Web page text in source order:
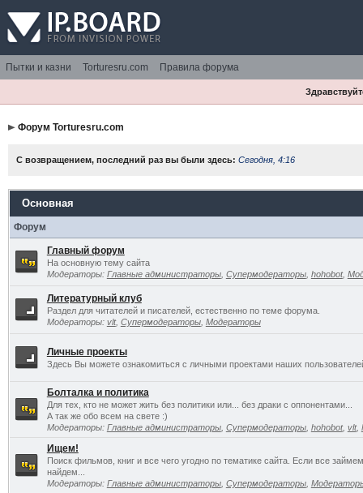
Пытки и казни Torturesru.com Правила форума
Форум Torturesru.com
С возвращением, последний раз вы были здесь: Сегодня, 4:16
Основная
Форум
Главный форум
На основную тему сайта
Модераторы: Главные администраторы, Супермодераторы, hohobot,
Литературный клуб
Раздел для читателей и писателей, естественно по теме форума.
Модераторы: vlt, Супермодераторы, Модераторы
Личные проекты
Здесь Вы можете ознакомиться с личными проектами наших
Болталка и политика
Для тех, кто не может жить без политики или... без драки с оппонентами...
А так же обо всем на свете :)
Модераторы: Главные администраторы, Супермодераторы, hohobot, vlt,
Ищем!
Поиск фильмов, книг и все чего угодно по тематике сайта. Если все
найдем...
Модераторы: Главные администраторы, Супермодераторы,